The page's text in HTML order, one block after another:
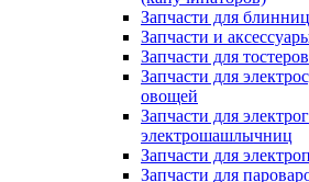
Запчасти для блинниц
Запчасти и
Запчасти для тостеров
Запчасти для
овощей
Запчасти для
электрошашлычниц
Запчасти для
Запчасти для